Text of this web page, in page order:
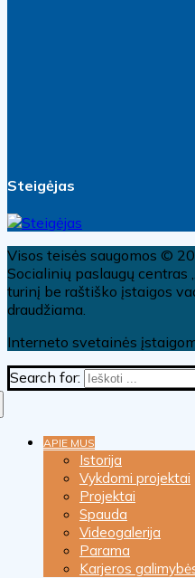
Steigėjas
Visos teisės saugomos ©
Socialinių paslaugų centras
turinį be raštiško įstaigos
draudžiama.
Interneto svetainės
Search for:
APIE MUS
Istorija
Vykdomi projektai
Projektai
Spauda
Videogalerija
Parama
Karjeros